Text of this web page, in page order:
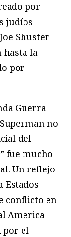
por
judíos
Shuster
hasta la
por
Guerra
no
del
fue mucho
Un reflejo
Estados
conflicto en
America
por el